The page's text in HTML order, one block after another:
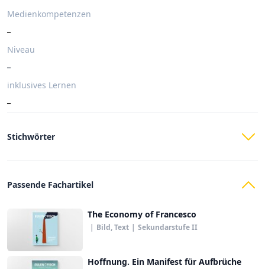
Medienkompetenzen
Niveau
inklusives Lernen
Stichwörter
Passende Fachartikel
The Economy of Francesco
| Bild, Text | Sekundarstufe II
Hoffnung. Ein Manifest für Aufbrüche